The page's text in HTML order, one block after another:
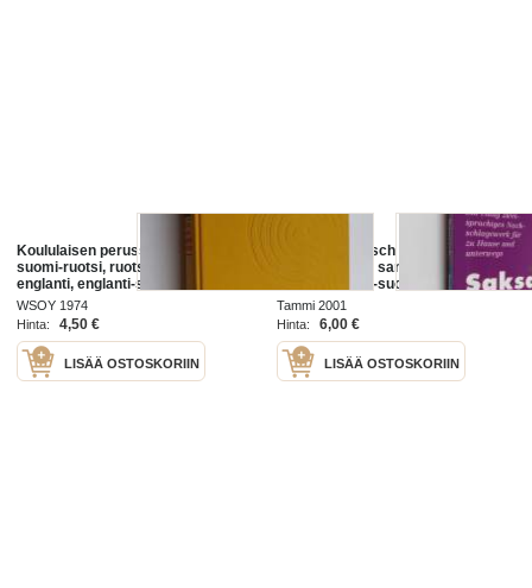
Koululaisen perussanakirja :
suomi-ruotsi, ruotsi-suomi ; suomi-
englanti, englanti-suomi
WSOY 1974
Hinta:
4,50 €
LISÄÄ OSTOSKORIIN
Finnisch-Deutsch : Wörterbuch =
Saksa-suomi : sanakirja - Saksa-
suomi - Saksa-suomi, suomi-saksa
sanakirja
Tammi 2001
Hinta:
6,00 €
LISÄÄ OSTOSKORIIN